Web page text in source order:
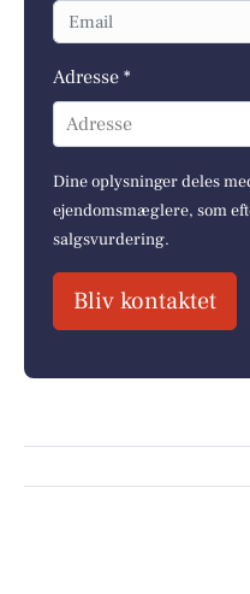
Adresse *
Adresse
Dine oplysninger deles
ejendomsmæglere, som
salgsvurdering.
Bliv kontaktet